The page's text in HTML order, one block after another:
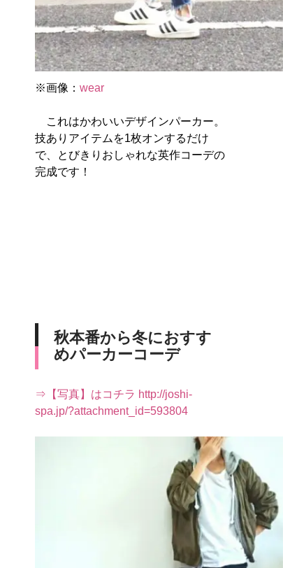
※画像： wear
これはかわいいデザインパーカー。
技ありアイテムを1枚オンするだけ
で、とびきりおしゃれな英作コーデの
完成です！
秋本番から冬におすす
めパーカーコーデ
⇒【写真】はコチラ http://joshi-
spa.jp/?attachment_id=593804